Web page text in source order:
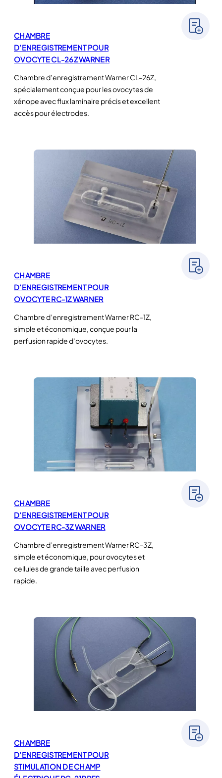
CHAMBRE
D’ENREGISTREMENT POUR
OVOCYTE CL-26Z WARNER
Chambre d’enregistrement Warner CL-26Z,
spécialement conçue pour les ovocytes de
xénope avec flux laminaire précis et excellent
accès pour électrodes.
CHAMBRE
D’ENREGISTREMENT POUR
OVOCYTE RC-1Z WARNER
Chambre d’enregistrement Warner RC-1Z,
simple et économique, conçue pour la
perfusion rapide d’ovocytes.
CHAMBRE
D’ENREGISTREMENT POUR
OVOCYTE RC-3Z WARNER
Chambre d’enregistrement Warner RC-3Z,
simple et économique, pour ovocytes et
cellules de grande taille avec perfusion
rapide.
CHAMBRE
D’ENREGISTREMENT POUR
STIMULATION DE CHAMP